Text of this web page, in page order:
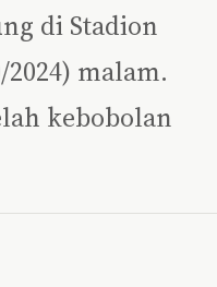
di Stadion
malam.
kebobolan